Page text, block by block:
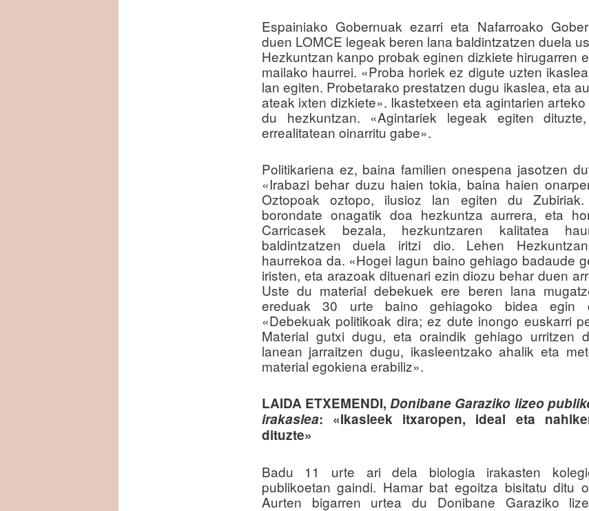
Espainiako Gobernuak ezarri eta Nafarroako
duen LOMCE legeak beren lana baldintzatzen duela
Hezkuntzan kanpo probak eginen dizkiete hirugarren
mailako haurrei. «Proba horiek ez digute uzten
lan egiten. Probetarako prestatzen dugu ikaslea, eta
ateak ixten dizkiete». Ikastetxeen eta agintarien
du hezkuntzan. «Agintariek legeak egiten
errealitatean oinarritu gabe».
Politikariena ez, baina familien onespena jasotzen
«Irabazi behar duzu haien tokia, baina haien
Oztopoak oztopo, ilusioz lan egiten du Zubiriak.
borondate onagatik doa hezkuntza aurrera, eta
Carricasek bezala, hezkuntzaren kalitatea
baldintzatzen duela iritzi dio. Lehen
haurrekoa da. «Hogei lagun baino gehiago badaude
iristen, eta arazoak dituenari ezin diozu behar duen
Uste du material debekuek ere beren lana
ereduak 30 urte baino gehiagoko bidea egin
«Debekuak politikoak dira; ez dute inongo euskarri
Material gutxi dugu, eta oraindik gehiago urritzen
lanean jarraitzen dugu, ikasleentzako ahalik eta
material egokiena erabiliz».
LAIDA ETXEMENDI,Donibane Garaziko lizeo
irakaslea: «Ikasleek itxaropen, ideal eta
dituzte»
Badu 11 urte ari dela biologia irakasten
publikoetan gaindi. Hamar bat egoitza bisitatu ditu
Aurten bigarren urtea du Donibane Garaziko